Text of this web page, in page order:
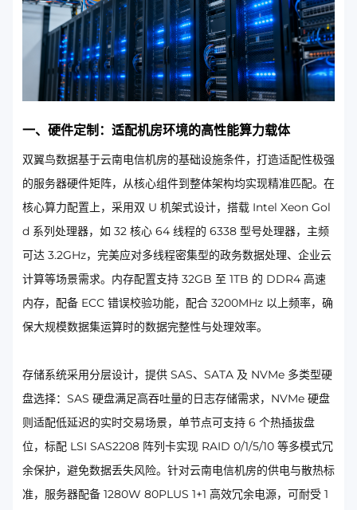
一、硬件定制：适配机房环境的高性能算力载体
双翼鸟数据基于云南电信机房的基础设施条件，打造适配性极强
的服务器硬件矩阵，从核心组件到整体架构均实现精准匹配。在
核心算力配置上，采用双 U 机架式设计，搭载 Intel Xeon Gol
d 系列处理器，如 32 核心 64 线程的 6338 型号处理器，主频
可达 3.2GHz，完美应对多线程密集型的政务数据处理、企业云
计算等场景需求。内存配置支持 32GB 至 1TB 的 DDR4 高速
内存，配备 ECC 错误校验功能，配合 3200MHz 以上频率，确
保大规模数据集运算时的数据完整性与处理效率。
存储系统采用分层设计，提供 SAS、SATA 及 NVMe 多类型硬
盘选择：SAS 硬盘满足高吞吐量的日志存储需求，NVMe 硬盘
则适配低延迟的实时交易场景，单节点可支持 6 个热插拔盘
位，标配 LSI SAS2208 阵列卡实现 RAID 0/1/5/10 等多模式冗
余保护，避免数据丢失风险。针对云南电信机房的供电与散热标
准，服务器配备 1280W 80PLUS 1+1 高效冗余电源，可耐受 1